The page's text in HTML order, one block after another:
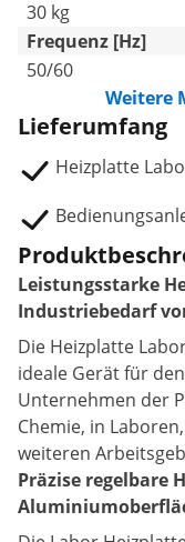
30 kg
Frequenz [Hz]
50/60
Weitere
Lieferumfang
Heizplatte
Leistungsstarke
Industriebedarf
Die Heizplatte
ideale Gerät für
Unternehmen der
Chemie, in
weiteren
Präzise regelbare